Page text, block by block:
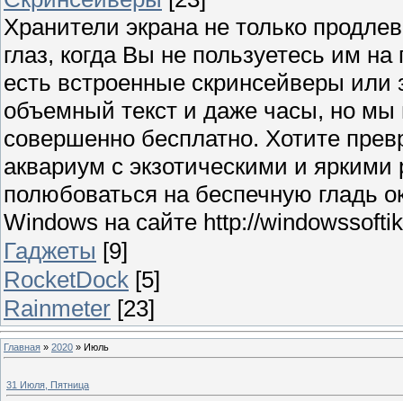
Хранители экрана не только
глаз, когда Вы не пользуетесь им
есть встроенные скринсейверы или
объемный текст и даже часы, но мы
совершенно бесплатно. Хотите
аквариум с экзотическими и
полюбоваться на беспечную гладь
Windows на сайте http://
Гаджеты [9]
RocketDock [5]
Rainmeter [23]
Главная » 2020 » Июль
31 Июля, Пятница